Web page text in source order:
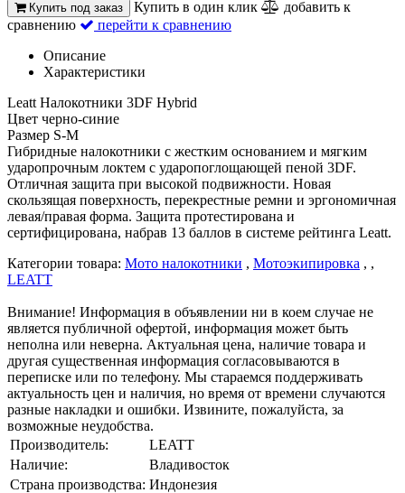
Купить под заказ Купить в один клик
добавить к
сравнению
перейти к сравнению
Описание
Характеристики
Leatt Налокотники 3DF Hybrid
Цвет черно-синие
Размер S-M
Гибридные налокотники с жестким основанием и мягким
ударопрочным локтем с ударопоглощающей пеной 3DF.
Отличная защита при высокой подвижности. Новая
скользящая поверхность, перекрестные ремни и эргономичная
левая/правая форма. Защита протестирована и
сертифицирована, набрав 13 баллов в системе рейтинга Leatt.
Категории товара: Мото налокотники , Мотоэкипировка , ,
LEATT
Внимание! Информация в объявлении ни в коем случае не
является публичной офертой, информация может быть
неполна или неверна. Актуальная цена, наличие товара и
другая существенная информация согласовываются в
переписке или по телефону. Мы стараемся поддерживать
актуальность цен и наличия, но время от времени случаются
разные накладки и ошибки. Извините, пожалуйста, за
возможные неудобства.
Производитель:
LEATT
Наличие:
Владивосток
Страна производства: Индонезия